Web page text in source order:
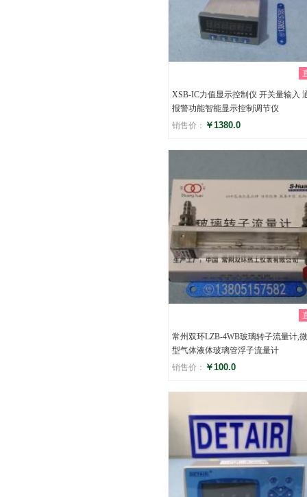
XSB-IC力值显示控制仪 开关量输入
报警功能智能显示控制调节仪
销售价： ￥1380.0
评分
常州双环LZB-4WB玻璃转子流量计,
型气体液体玻璃管浮子流量计
销售价： ￥100.0
评分